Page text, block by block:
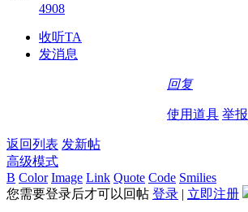
4908
收听TA
发消息
回复
使用道具 举报
返回列表 发新帖
高级模式
B Color Image Link Quote Code Smilies
您需要登录后才可以回帖 登录 | 立即注册